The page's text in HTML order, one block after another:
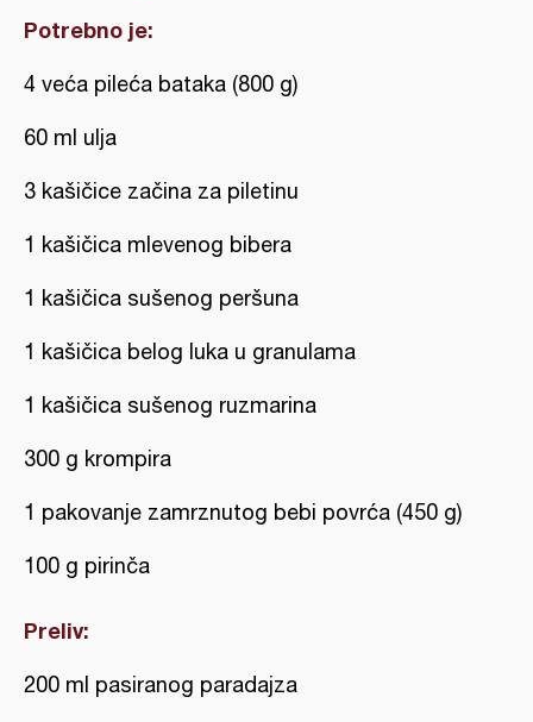
Potrebno je:
4 veća pileća bataka (800 g)
60 ml ulja
3 kašičice začina za piletinu
1 kašičica mlevenog bibera
1 kašičica sušenog peršuna
1 kašičica belog luka u granulama
1 kašičica sušenog ruzmarina
300 g krompira
1 pakovanje zamrznutog bebi povrća (450 g)
100 g pirinča
Preliv:
200 ml pasiranog paradajza